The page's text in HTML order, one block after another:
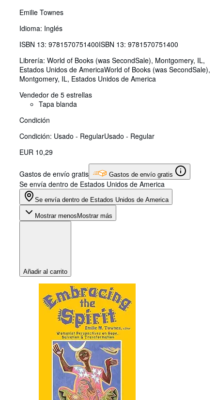
Emilie Townes
Idioma: Inglés
ISBN 13: 9781570751400ISBN 13: 9781570751400
Librería: World of Books (was SecondSale), Montgomery, IL,
Estados Unidos de AmericaWorld of Books (was SecondSale),
Montgomery, IL, Estados Unidos de America
Vendedor de 5 estrellas
Tapa blanda
Condición
Condición: Usado - RegularUsado - Regular
EUR 10,29
Gastos de envío gratis Gastos de envío gratis
Se envía dentro de Estados Unidos de America
Se envía dentro de Estados Unidos de America
Mostrar menos Mostrar más
Añadir al carrito